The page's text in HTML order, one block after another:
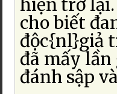
hiện trở
cho biết
độc{nl}giả
đã mấy
đánh sập